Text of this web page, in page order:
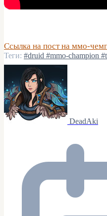
Ссылка на пост на ммо-
Теги: #druid #mmo-champion
DeadAki